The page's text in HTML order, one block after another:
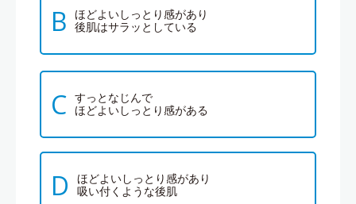
B ほどよいしっとり感があり
後肌はサラッとしている
C すっとなじんで
ほどよいしっとり感がある
D
ほどよいしっとり感があり
吸い付くような後肌